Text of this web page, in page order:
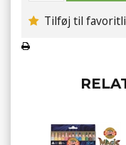
Tilføj til